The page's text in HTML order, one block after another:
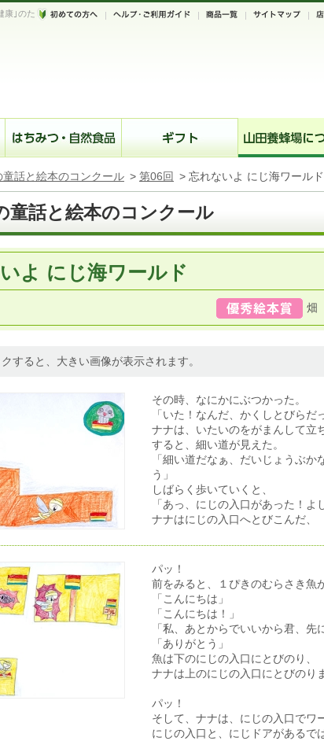
康｣のた
童話と絵本のコンクール > 第06回 > 忘れないよ にじ海ワールド
童話と絵本のコンクール
よ にじ海ワールド
畑
すると、大きい画像が表示されます。
その時、なにかにぶつかった。
「いた！なんだ、かくしとびらだ
ナナは、いたいのをがまんして立
すると、細い道が見えた。
「細い道だなぁ、だいじょうぶか
う」
しばらく歩いていくと、
「あっ、にじの入口があった！よ
ナナはにじの入口へとびこんだ、
パッ！
前をみると、１ぴきのむらさき魚
「こんにちは」
「こんにちは！」
「私、あとからでいいから君、先
「ありがとう」
魚は下のにじの入口にとびのり、
ナナは上のにじの入口にとびのり
パッ！
そして、ナナは、にじの入口でワ
にじの入口と、にじドアがあるで